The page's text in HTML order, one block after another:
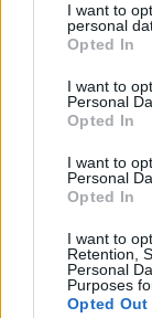
I want to
personal
Opted In
I want to
Personal
Opted In
I want to
Personal
Opted In
I want to
Retention,
Personal
Purposes
Opted Out
„Dvořák a
k